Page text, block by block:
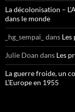
La décolonisation –
dans le monde
_hg_sempai_ dans
Julie Doan dans Les
La guerre froide, un
L’Europe en 1955